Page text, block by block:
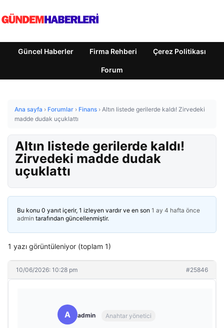
Güncel Haberler Firma Rehberi Çerez Politikası
Forum
Ana sayfa › Forumlar › Finans › Altın listede gerilerde kaldı! Zirvedeki
madde dudak uçuklattı
Altın listede gerilerde kaldı!
Zirvedeki madde dudak
uçuklattı
Bu konu 0 yanıt içerir, 1 izleyen vardır ve en son 1 ay 4 hafta önce
admin tarafından güncellenmiştir.
1 yazı görüntüleniyor (toplam 1)
10/06/2026: 10:28 pm #25846
A admin Anahtar yönetici